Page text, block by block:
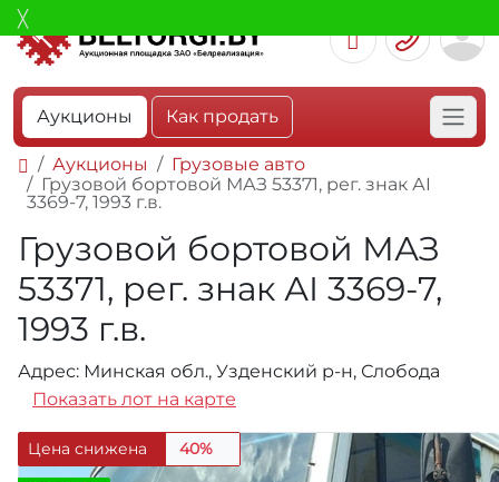
Аукционы Как продать
Аукционы
Грузовые авто
Грузовой бортовой МАЗ 53371, рег. знак АI
3369-7, 1993 г.в.
Грузовой бортовой МАЗ
53371, рег. знак АI 3369-7,
1993 г.в.
Адрес: Минская обл., Узденский р-н, Слобода
Показать лот на карте
Цена снижена 40%